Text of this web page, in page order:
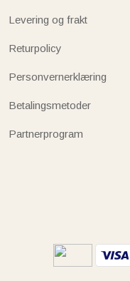
Levering og frakt
Returpolicy
Personvernerklæring
Betalingsmetoder
Partnerprogram